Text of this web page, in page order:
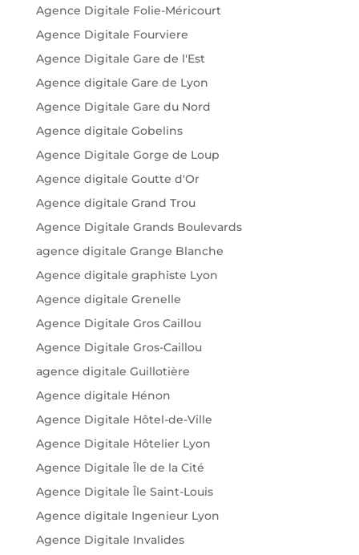
Agence Digitale Folie-Méricourt
Agence Digitale Fourviere
Agence Digitale Gare de l'Est
Agence digitale Gare de Lyon
Agence Digitale Gare du Nord
Agence digitale Gobelins
Agence Digitale Gorge de Loup
Agence digitale Goutte d'Or
Agence digitale Grand Trou
Agence Digitale Grands Boulevards
agence digitale Grange Blanche
Agence digitale graphiste Lyon
Agence digitale Grenelle
Agence Digitale Gros Caillou
Agence Digitale Gros-Caillou
agence digitale Guillotière
Agence digitale Hénon
Agence Digitale Hôtel-de-Ville
Agence Digitale Hôtelier Lyon
Agence Digitale Île de la Cité
Agence Digitale Île Saint-Louis
Agence digitale Ingenieur Lyon
Agence Digitale Invalides